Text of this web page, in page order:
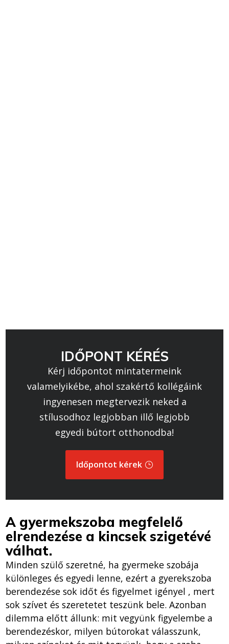
IDŐPONT KÉRÉS
Kérj időpontot mintatermeink
valamelyikébe, ahol szakértő kollégáink
ingyenesen megtervezik neked a
stílusodhoz legjobban illő legjobb
egyedi bútort otthonodba!
Időpontot kérek
A gyermekszoba megfelelő
elrendezése a kincsek szigetévé
válhat.
Minden szülő szeretné, ha gyermeke szobája
különleges és egyedi lenne, ezért a gyerekszoba
berendezése sok időt és figyelmet igényel , mert
sok szívet és szeretetet teszünk bele. Azonban
dilemma előtt állunk: mit vegyünk figyelembe a
berendezéskor, milyen bútorokat válasszunk,